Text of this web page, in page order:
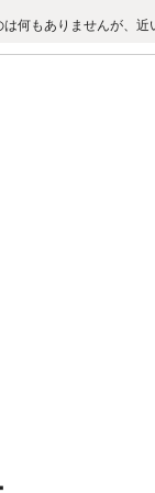
は何もありませんが、